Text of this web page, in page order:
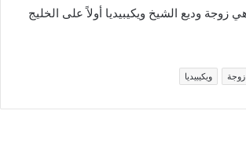
وديع الشيخ ويكيبيديا أولاً على الخليج
زوجة ويكيبيديا